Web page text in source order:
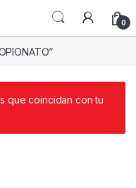
0
que coincidan con tu